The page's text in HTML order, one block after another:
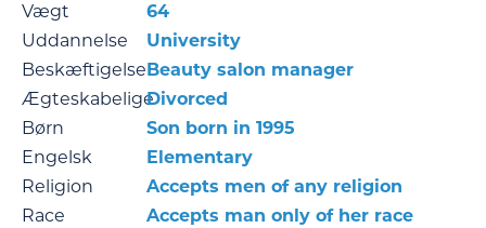
Vægt
64
Uddannelse
University
BeskæftigelseBeauty salon manager
ÆgteskabeligeDivorced
Børn
Son born in 1995
Engelsk
Elementary
Religion
Accepts men of any religion
Race
Accepts man only of her race